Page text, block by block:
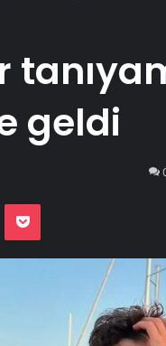
geldi
Pocket